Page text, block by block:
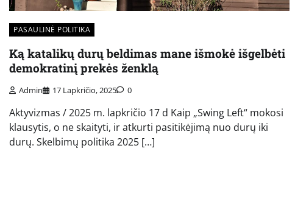
PASAULINĖ POLITIKA
Ką katalikų durų beldimas mane išmokė išgelbėti
demokratinį prekės ženklą
Admin 17 Lapkričio, 2025 0
Aktyvizmas / 2025 m. lapkričio 17 d Kaip „Swing Left“ mokosi
klausytis, o ne skaityti, ir atkurti pasitikėjimą nuo durų iki
durų. Skelbimų politika 2025 […]